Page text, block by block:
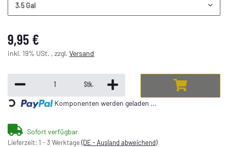
3.5 Gal
9,95 €
inkl. 19% USt. , zzgl. Versand
Stk.
Loading... Komponenten werden geladen ...
Sofort verfügbar
Lieferzeit: 1 - 3 Werktage (DE - Ausland abweichend)